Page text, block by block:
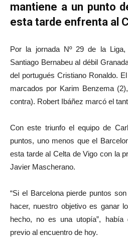
mantiene a un punto
esta tarde enfrenta al
Por la jornada Nº 29 de la
Santiago Bernabeu al débil
del portugués Cristiano Ronaldo.
marcados por Karim Benzema
contra). Robert Ibáñez marcó el
Con este triunfo el equipo de
puntos, uno menos que el
esta tarde al Celta de Vigo con la
Javier Mascherano.
“Si el Barcelona pierde puntos
hacer, nuestro objetivo es ganar
hecho, no es una utopía”, había
previo al encuentro de hoy.